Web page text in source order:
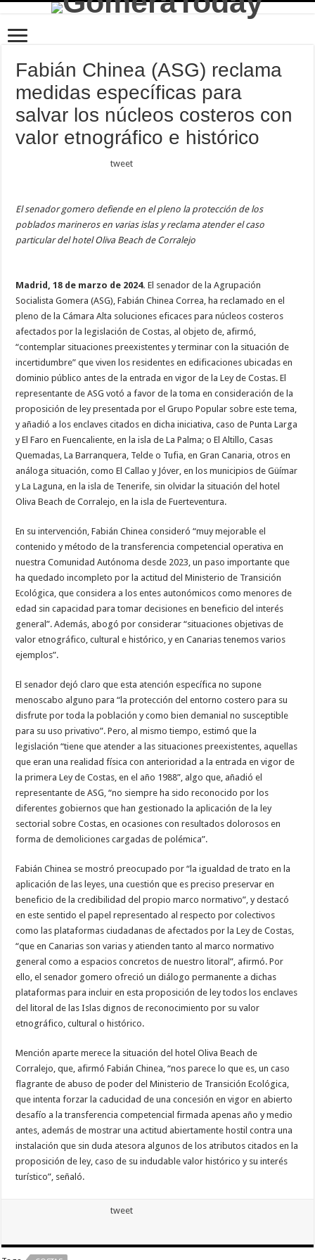
Fabián Chinea (ASG) reclama
medidas específicas para
salvar los núcleos costeros con
valor etnográfico e histórico
tweet
El senador gomero defiende en el pleno la protección de los
poblados marineros en varias islas y reclama atender el caso
particular del hotel Oliva Beach de Corralejo
Madrid, 18 de marzo de 2024. El senador de la Agrupación
Socialista Gomera (ASG), Fabián Chinea Correa, ha reclamado en el
pleno de la Cámara Alta soluciones eficaces para núcleos costeros
afectados por la legislación de Costas, al objeto de, afirmó,
“contemplar situaciones preexistentes y terminar con la situación de
incertidumbre” que viven los residentes en edificaciones ubicadas en
dominio público antes de la entrada en vigor de la Ley de Costas. El
representante de ASG votó a favor de la toma en consideración de la
proposición de ley presentada por el Grupo Popular sobre este tema,
y añadió a los enclaves citados en dicha iniciativa, caso de Punta Larga
y El Faro en Fuencaliente, en la isla de La Palma; o El Altillo, Casas
Quemadas, La Barranquera, Telde o Tufia, en Gran Canaria, otros en
análoga situación, como El Callao y Jóver, en los municipios de Güímar
y La Laguna, en la isla de Tenerife, sin olvidar la situación del hotel
Oliva Beach de Corralejo, en la isla de Fuerteventura.
En su intervención, Fabián Chinea consideró “muy mejorable el
contenido y método de la transferencia competencial operativa en
nuestra Comunidad Autónoma desde 2023, un paso importante que
ha quedado incompleto por la actitud del Ministerio de Transición
Ecológica, que considera a los entes autonómicos como menores de
edad sin capacidad para tomar decisiones en beneficio del interés
general”. Además, abogó por considerar “situaciones objetivas de
valor etnográfico, cultural e histórico, y en Canarias tenemos varios
ejemplos”.
El senador dejó claro que esta atención específica no supone
menoscabo alguno para “la protección del entorno costero para su
disfrute por toda la población y como bien demanial no susceptible
para su uso privativo”. Pero, al mismo tiempo, estimó que la
legislación “tiene que atender a las situaciones preexistentes, aquellas
que eran una realidad física con anterioridad a la entrada en vigor de
la primera Ley de Costas, en el año 1988”, algo que, añadió el
representante de ASG, “no siempre ha sido reconocido por los
diferentes gobiernos que han gestionado la aplicación de la ley
sectorial sobre Costas, en ocasiones con resultados dolorosos en
forma de demoliciones cargadas de polémica”.
Fabián Chinea se mostró preocupado por “la igualdad de trato en la
aplicación de las leyes, una cuestión que es preciso preservar en
beneficio de la credibilidad del propio marco normativo”, y destacó
en este sentido el papel representado al respecto por colectivos
como las plataformas ciudadanas de afectados por la Ley de Costas,
“que en Canarias son varias y atienden tanto al marco normativo
general como a espacios concretos de nuestro litoral”, afirmó. Por
ello, el senador gomero ofreció un diálogo permanente a dichas
plataformas para incluir en esta proposición de ley todos los enclaves
del litoral de las Islas dignos de reconocimiento por su valor
etnográfico, cultural o histórico.
Mención aparte merece la situación del hotel Oliva Beach de
Corralejo, que, afirmó Fabián Chinea, “nos parece lo que es, un caso
flagrante de abuso de poder del Ministerio de Transición Ecológica,
que intenta forzar la caducidad de una concesión en vigor en abierto
desafío a la transferencia competencial firmada apenas año y medio
antes, además de mostrar una actitud abiertamente hostil contra una
instalación que sin duda atesora algunos de los atributos citados en la
proposición de ley, caso de su indudable valor histórico y su interés
turístico”, señaló.
tweet
Necesarias
Estas
cookies no
son
opcionales.
necesarias
para que
funcione la
Estadísticas
Para que
podamos
mejorar la
y estructura
base a cómo
se usa la
Experiencia
Para que
nuestra web
funcione lo
mejor posible
visita. Si
rechaza estas
cookies,
algunas
funcionalidades
desaparecerán
de la web.
Marketing
Al compartir tus
intereses y
comportamiento
mientras visitas
nuestro sitio,
ver contenido y
ofertas